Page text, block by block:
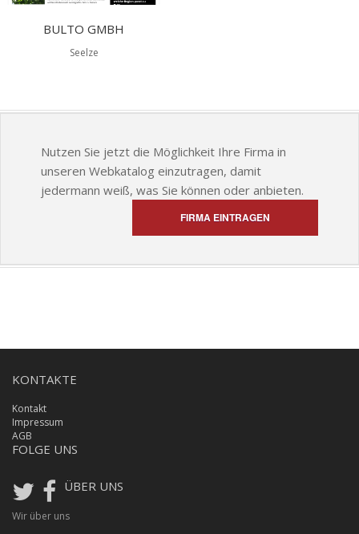
BULTO GMBH
Seelze
Nutzen Sie jetzt die Möglichkeit Ihre Firma in
unseren Webkatalog einzutragen, damit
jedermann weiß, was Sie können oder anbieten.
FIRMA EINTRAGEN
KONTAKTE
Kontakt
Impressum
AGB
FOLGE UNS
ÜBER UNS
Wir über uns